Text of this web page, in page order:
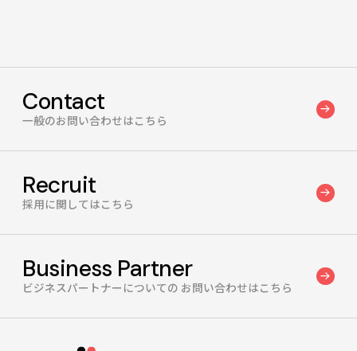
ご本人が、当社が取得したご自身の個人情報の、利用目的の通
者への提供の停止を求める場合には、「個人情報に関するお問
い合わせ先」ページを参照しお問い合わせください。
個人情報のご提供は任意です。ただし同意いただけない場合は、
お問い合わせに対してご対応ができませんのでご了承くださ
h) 本人が容易に知覚できない方法による個人情報の取得
本サイトは、クッキー(Cookie)を利用します。収集したクッキー
(Cookie)は、本サイトからGoogle Analyticsに送信・蓄積しま
す。蓄積されたデータから本サイトの閲覧状況(閲覧数、滞在時
Contact
一般のお問い合わせはこちら
Recruit
採用に関してはこちら
Business Partner
ビジネスパートナーについての お問い合わせはこちら